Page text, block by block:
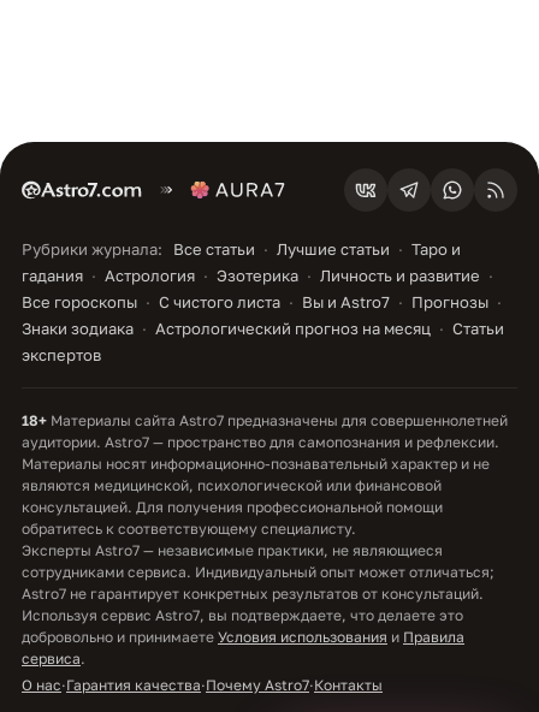
Рубрики журнала: Все статьи Лучшие статьи
Таро и
гадания
Астрология Эзотерика
Личность и развитие
Все гороскопы
С чистого листа Вы и Astro7
Прогнозы
Знаки зодиака
Астрологический прогноз на месяц
Статьи
экспертов
18+ Материалы сайта Astro7 предназначены для совершеннолетней
аудитории. Astro7 — пространство для самопознания и рефлексии.
Материалы носят информационно-познавательный характер и не
являются медицинской, психологической или финансовой
консультацией. Для получения профессиональной помощи
обратитесь к соответствующему специалисту.
Эксперты Astro7 — независимые практики, не являющиеся
сотрудниками сервиса. Индивидуальный опыт может отличаться;
Astro7 не гарантирует конкретных результатов от консультаций.
Используя сервис Astro7, вы подтверждаете, что делаете это
добровольно и принимаете Условия использования и Правила
сервиса.
О нас·Гарантия качества·Почему Astro7·Контакты